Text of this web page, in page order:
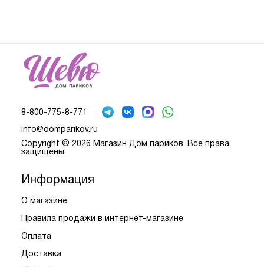
8-800-775-8-771
info@domparikov.ru
Copyright © 2026 Магазин Дом париков. Все права
защищены.
Информация
О магазине
Правила продажи в интернет-магазине
Оплата
Доставка